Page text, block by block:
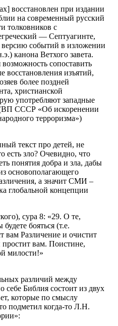
восстановлен при издании
на современный русский
толковников с
— Септуагинте,
версию событий в изложении
канона Ветхого завета.
сопоставить
восстановления изъятий,
более поздней
христианской
употребляют западные
СССР «Об искоренении
терроризма»)
текст про детей, не
есть зло? Очевидно, что
понятия добра и зла, дабы
основополагающего
а значит СМИ –
глобальной концепции
сура 8: «29. О те,
бояться (т.е.
вам Различение и очистит
вам. Поистине,
милости!»
различий между
Библия состоит из двух
которые по смыслу
подметил когда-то Л.Н.